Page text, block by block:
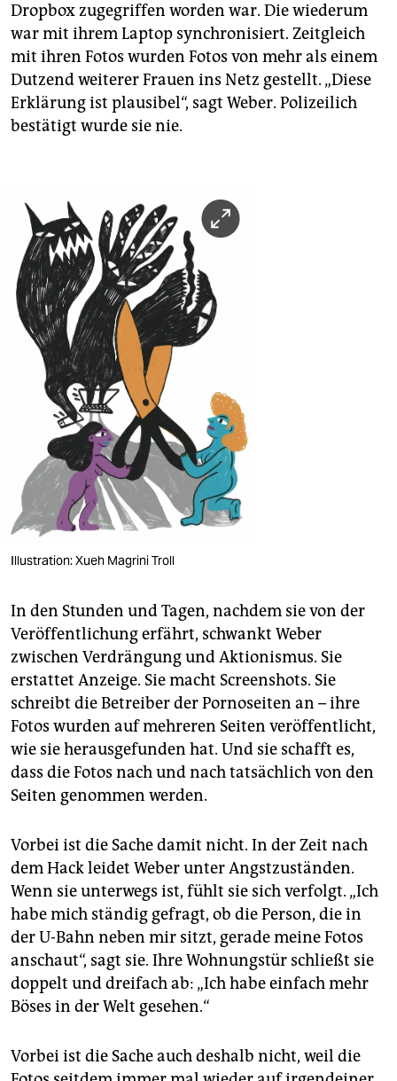
Dropbox zugegriffen worden war. Die wiederum
war mit ihrem Laptop synchronisiert. Zeitgleich
mit ihren Fotos wurden Fotos von mehr als einem
Dutzend weiterer Frauen ins Netz gestellt. „Diese
Erklärung ist plausibel“, sagt Weber. Polizeilich
bestätigt wurde sie nie.
Illustration: Xueh Magrini Troll
In den Stunden und Tagen, nachdem sie von der
Veröffentlichung erfährt, schwankt Weber
zwischen Verdrängung und Aktionismus. Sie
erstattet Anzeige. Sie macht Screenshots. Sie
schreibt die Betreiber der Pornoseiten an – ihre
Fotos wurden auf mehreren Seiten veröffentlicht,
wie sie herausgefunden hat. Und sie schafft es,
dass die Fotos nach und nach tatsächlich von den
Seiten genommen werden.
Vorbei ist die Sache damit nicht. In der Zeit nach
dem Hack leidet Weber unter Angstzuständen.
Wenn sie unterwegs ist, fühlt sie sich verfolgt. „Ich
habe mich ständig gefragt, ob die Person, die in
der U-Bahn neben mir sitzt, gerade meine Fotos
anschaut“, sagt sie. Ihre Wohnungstür schließt sie
doppelt und dreifach ab: „Ich habe einfach mehr
Böses in der Welt gesehen.“
Vorbei ist die Sache auch deshalb nicht, weil die